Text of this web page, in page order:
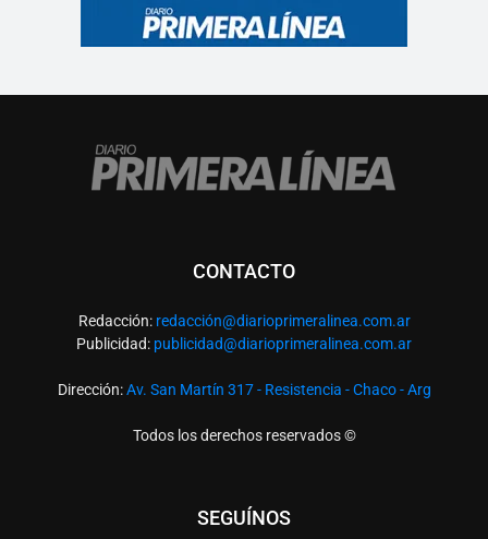
CONTACTO
Redacción: redacción@diarioprimeralinea.com.ar
Publicidad: publicidad@diarioprimeralinea.com.ar
Dirección:Av. San Martín 317 - Resistencia - Chaco - Arg
Todos los derechos reservados ©
SEGUÍNOS